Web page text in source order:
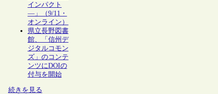
インパクト
―」（9/11・
オンライン）
県立長野図書
館、「信州デ
ジタルコモン
ズ」のコンテ
ンツにDOIの
付与を開始
続きを見る